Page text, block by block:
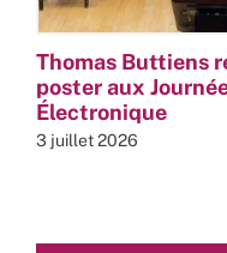
Thomas Buttiens
poster aux
Électronique
3 juillet 2026